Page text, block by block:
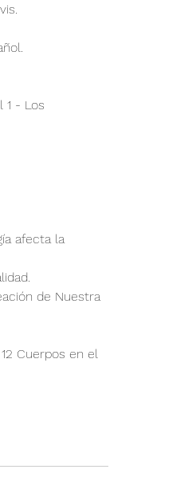
1 - Los
afecta la
de Nuestra
Cuerpos en el